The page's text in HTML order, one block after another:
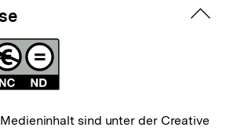
sind unter der Creative